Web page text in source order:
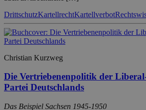
DrittschutzKartellrechtKartellverbot
Christian Kurzweg
Die Vertriebenenpolitik der
Partei Deutschlands
Das Beispiel Sachsen 1945-1950